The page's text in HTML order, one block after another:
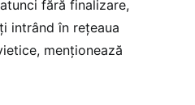
fără finalizare,
intrând în reţeaua
menţionează